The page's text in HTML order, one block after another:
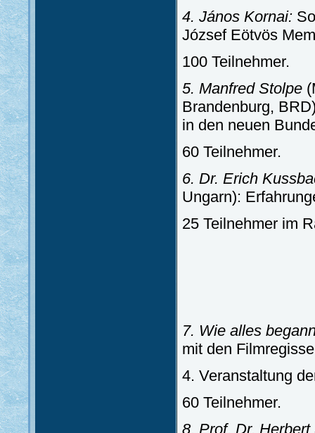
4. János Kornai:
József Eötvös
100 Teilnehmer.
5. Manfred Stolpe
Brandenburg,
in den neuen
60 Teilnehmer.
6. Dr. Erich
Ungarn):
25 Teilnehmer im
7. Wie alles
mit den
4. Veranstaltung
60 Teilnehmer.
8. Prof. Dr.